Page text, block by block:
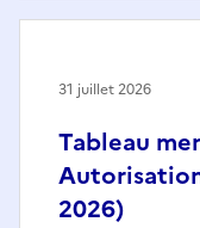
Tableau
2026)
31 juillet 2026